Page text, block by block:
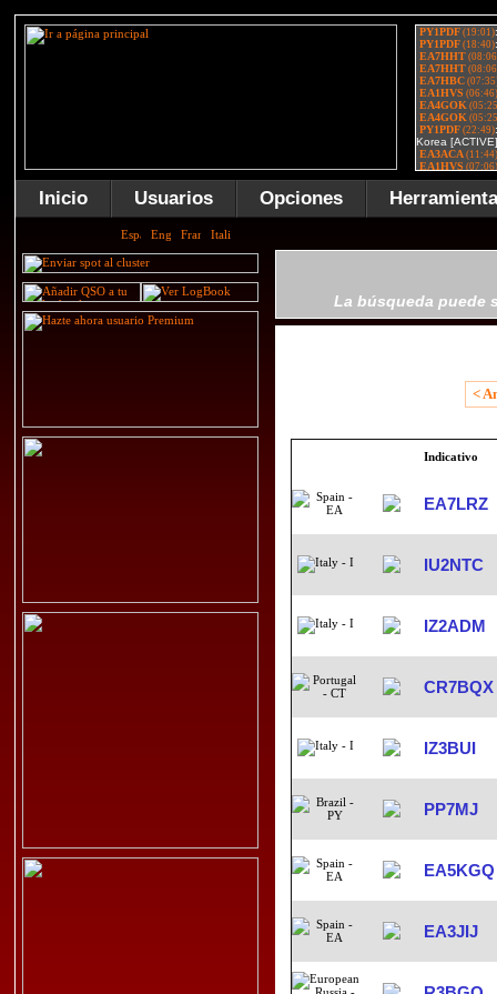
Inicio Usuarios Opciones
La búsqueda puede
<
Indicativo
EA7LRZ
IU2NTC
IZ2ADM
CR7BQX
IZ3BUI
PP7MJ
EA5KGQ
EA3JIJ